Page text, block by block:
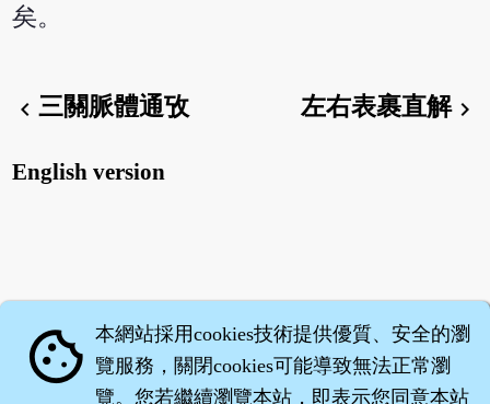
矣。
chevron_left三關脈體通攷 左右表裹直解chevron_right
English version
cookie 本網站採用cookies技術提供優質、安全的瀏
覽服務，關閉cookies可能導致無法正常瀏
覽。您若繼續瀏覽本站，即表示您同意本站